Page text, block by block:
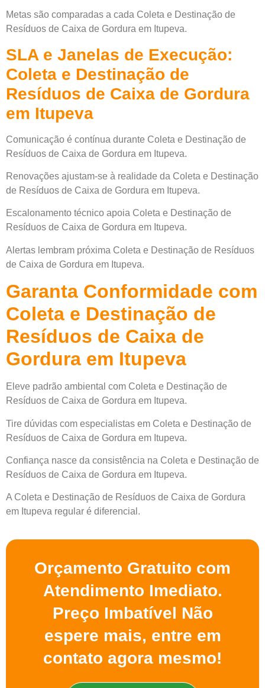
Metas são comparadas a cada Coleta e Destinação de
Resíduos de Caixa de Gordura em Itupeva.
SLA e Janelas de Execução:
Coleta e Destinação de
Resíduos de Caixa de Gordura
em Itupeva
Comunicação é contínua durante Coleta e Destinação de
Resíduos de Caixa de Gordura em Itupeva.
Renovações ajustam-se à realidade da Coleta e Destinação
de Resíduos de Caixa de Gordura em Itupeva.
Escalonamento técnico apoia Coleta e Destinação de
Resíduos de Caixa de Gordura em Itupeva.
Alertas lembram próxima Coleta e Destinação de Resíduos
de Caixa de Gordura em Itupeva.
Garanta Conformidade com
Coleta e Destinação de
Resíduos de Caixa de
Gordura em Itupeva
Eleve padrão ambiental com Coleta e Destinação de
Resíduos de Caixa de Gordura em Itupeva.
Tire dúvidas com especialistas em Coleta e Destinação de
Resíduos de Caixa de Gordura em Itupeva.
Confiança nasce da consistência na Coleta e Destinação de
Resíduos de Caixa de Gordura em Itupeva.
A Coleta e Destinação de Resíduos de Caixa de Gordura
em Itupeva regular é diferencial.
Orçamento Gratuito com
Atendimento Imediato.
Preço Imbatível Não
espere mais, entre em
contato agora mesmo!